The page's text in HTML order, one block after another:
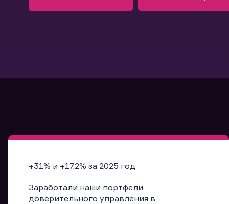
+31% и +17,2% за 2025 год
Заработали наши портфели
доверительного управления в